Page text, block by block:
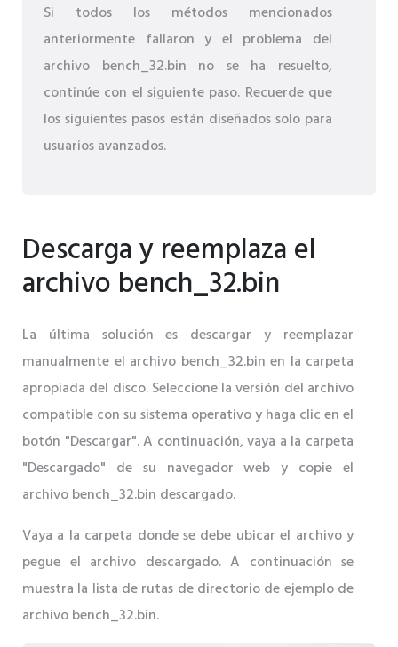
Si todos los métodos mencionados
anteriormente fallaron y el problema del
archivo bench_32.bin no se ha resuelto,
continúe con el siguiente paso. Recuerde que
los siguientes pasos están diseñados solo para
usuarios avanzados.
Descarga y reemplaza el
archivo bench_32.bin
La última solución es descargar y reemplazar
manualmente el archivo bench_32.bin en la carpeta
apropiada del disco. Seleccione la versión del archivo
compatible con su sistema operativo y haga clic en el
botón "Descargar". A continuación, vaya a la carpeta
"Descargado" de su navegador web y copie el
archivo bench_32.bin descargado.
Vaya a la carpeta donde se debe ubicar el archivo y
pegue el archivo descargado. A continuación se
muestra la lista de rutas de directorio de ejemplo de
archivo bench_32.bin.